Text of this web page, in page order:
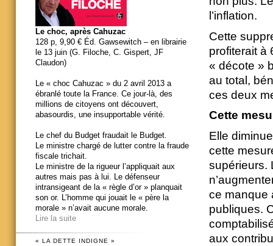
l’inflation.
Cette
profiterait à
« décote »
au total,
ces deux
Cette
Elle
cette
supérieurs.
ce manque
publiques.
aux
Le choc, après Cahuzac
128 p, 9,90 € Éd. Gawsewitch – en librairie
le 13 juin (G. Filoche, C. Gispert, JF
Claudon)
Le « choc Cahuzac » du 2 avril 2013 a
ébranlé toute la France. Ce jour-là, des
millions de citoyens ont découvert,
abasourdis, une insupportable vérité.
Le chef du Budget fraudait le Budget.
Le ministre chargé de lutter contre la fraude
fiscale trichait.
Le ministre de la rigueur l’appliquait aux
autres mais pas à lui. Le défenseur
intransigeant de la « règle d’or » planquait
son or. L’homme qui jouait le « père la
morale » n’avait aucune morale.
Lire la suite
« LA DETTE INDIGNE »